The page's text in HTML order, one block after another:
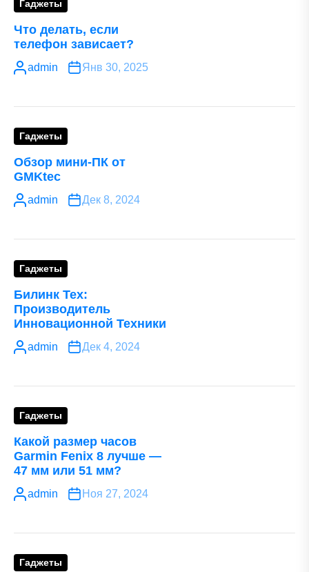
Гаджеты
Что делать, если
телефон зависает?
admin Янв 30, 2025
Гаджеты
Обзор мини-ПК от
GMKtec
admin Дек 8, 2024
Гаджеты
Билинк Тех:
Производитель
Инновационной Техники
admin Дек 4, 2024
Гаджеты
Какой размер часов
Garmin Fenix 8 лучше —
47 мм или 51 мм?
admin Ноя 27, 2024
Гаджеты